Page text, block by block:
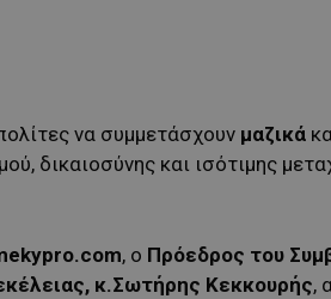
να συμμετάσχουν μαζικά
δικαιοσύνης και ισότιμης
.com, ο Πρόεδρος του
κ.Σωτήρης Κεκκουρής,